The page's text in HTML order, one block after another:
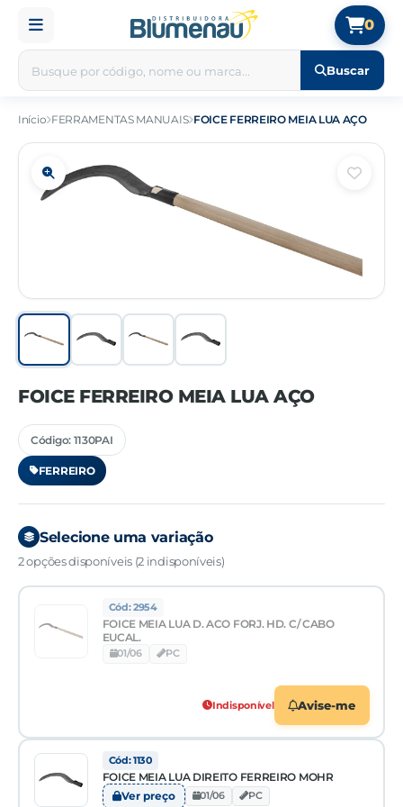
Buscar
0
Início FERRAMENTAS MANUAIS FOICE FERREIRO MEIA LUA AÇO
FOICE FERREIRO MEIA LUA AÇO
Código: 1130PAI
FERREIRO
Selecione uma variação
2 opções disponíveis (2 indisponíveis)
Cód: 2954
FOICE MEIA LUA D. ACO FORJ. HD. C/ CABO
EUCAL.
01/06 PC
Indisponível Avise-me
Cód: 1130
FOICE MEIA LUA DIREITO FERREIRO MOHR
Ver preço 01/06 PC